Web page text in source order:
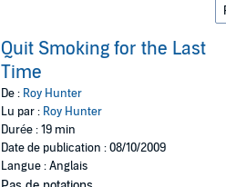
Quit Smoking for the Last
Time
De : Roy Hunter
Lu par : Roy Hunter
Durée : 19 min
Date de publication : 08/10/2009
Langue : Anglais